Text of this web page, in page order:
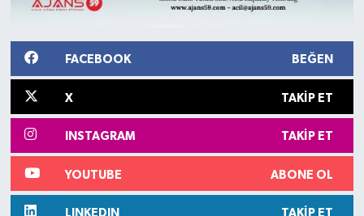
FACEBOOK BEĞEN
X TAKIP ET
INSTAGRAM TAKIP ET
YOUTUBE ABONE OL
LINKEDIN TAKIP ET